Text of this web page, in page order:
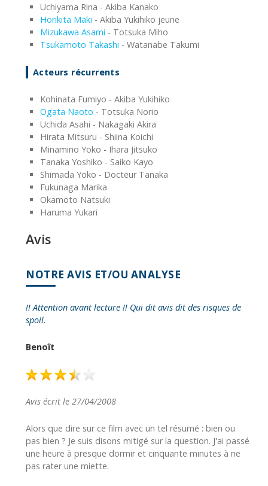
Uchiyama Rina - Akiba Kanako
Horikita Maki - Akiba Yukihiko jeune
Mizukawa Asami - Totsuka Miho
Tsukamoto Takashi - Watanabe Takumi
Acteurs récurrents
Kohinata Fumiyo - Akiba Yukihiko
Ogata Naoto - Totsuka Norio
Uchida Asahi - Nakagaki Akira
Hirata Mitsuru - Shiina Koichi
Minamino Yoko - Ihara Jitsuko
Tanaka Yoshiko - Saiko Kayo
Shimada Yoko - Docteur Tanaka
Fukunaga Marika
Okamoto Natsuki
Haruma Yukari
Avis
NOTRE AVIS ET/OU ANALYSE
!! Attention avant lecture !! Qui dit avis dit des risques de
spoil.
Benoît
Avis écrit le 27/04/2008
Alors que dire sur ce film avec un tel résumé : bien ou
pas bien ? Je suis disons mitigé sur la question. J'ai passé
une heure à presque dormir et cinquante minutes à ne
pas rater une miette.